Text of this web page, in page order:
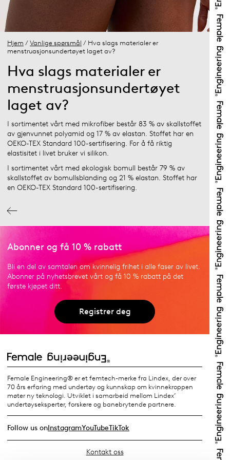
Hjem / Vanlige spørsmål / Hva slags materialer er
menstruasjonsundertøyet laget av?
Hva slags materialer er
menstruasjonsundertøyet
laget av?
I sortimentet vårt med mikrofiber består 83 % av skallstoffet
av gjenvunnet polyamid og 17 % av elastan. Stoffet har en
OEKO-TEX Standard 100-sertifisering. For å få riktig
elastisitet i livet bruker vi silikon.
I sortimentet vårt med økologisk bomull består 79 % av
skallstoffet av bomullsblanding og 21 % elastan. Stoffet har
en OEKO-TEX Standard 100-sertifisering.
Abonner og få 10 % rabatt
Bli en del av samtalen om kvinnelig frihet i alle faser av livet.
Abonner på nyhetsbrevet vårt og få 10 % rabatt på det
første kjøpet ditt.
Registrer deg
Female Engineering® er et femtech-merke fra Lindex, der over
70 års erfaring med undertøy og kunnskap om kvinnekroppen
møter ny teknologi. Utviklet i samarbeid mellom Lindex’
undertøyseksperter, forskere og banebrytende partnere.
Follow us onInstagramYouTubeTikTok
Kontakt oss